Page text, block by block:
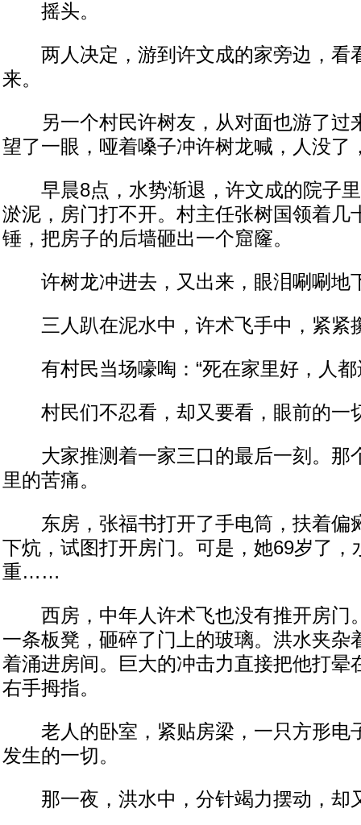
摇头。
两人决定，游到许文成的家旁边，看
来。
另一个村民许树友，从对面也游了过
望了一眼，哑着嗓子冲许树龙喊，人没了
早晨8点，水势渐退，许文成的院子里
淤泥，房门打不开。村主任张树国领着几
锤，把房子的后墙砸出一个窟窿。
许树龙冲进去，又出来，眼泪唰唰地
三人趴在泥水中，许术飞手中，紧紧
有村民当场嚎啕：“死在家里好，人
村民们不忍看，却又要看，眼前的一
大家推测着一家三口的最后一刻。那
里的苦痛。
东房，张福书打开了手电筒，扶着偏
下炕，试图打开房门。可是，她69岁了，
重……
西房，中年人许术飞也没有推开房门
一条板凳，砸碎了门上的玻璃。洪水夹杂
着涌进房间。巨大的冲击力直接把他打晕
右手拇指。
老人的卧室，紧贴房梁，一只方形电
发生的一切。
那一夜，洪水中，分针竭力摆动，却